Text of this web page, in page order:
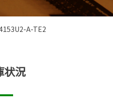
A-TE2
状況